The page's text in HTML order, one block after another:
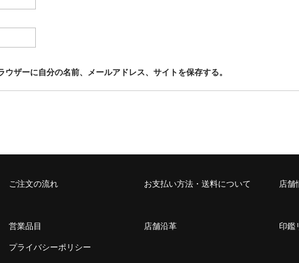
ザーに自分の名前、メールアドレス、サイトを保存する。
ご注文の流れ お支払い方法・送料について 店舗
営業品目 店舗沿革 印鑑
プライバシーポリシー